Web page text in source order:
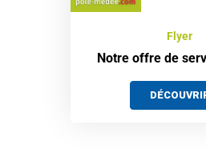
Flyer
Notre offre de